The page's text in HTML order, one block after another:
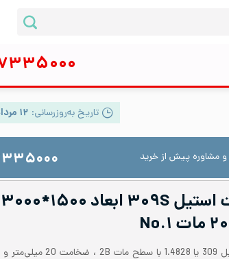
تاریخ به‌روزرسانی: ۱۲ مرداد ۱۴۰۵ | ۱۶:۳۴
مشاوره پیش از خرید ۰۲۱
ورق شیت استیل ۳۰۹S ابعاد ۱۵۰۰*۳۰۰۰